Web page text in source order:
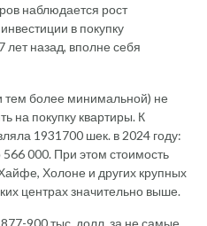
наблюдается рост
в покупку
назад, вполне себя
тем более минимальной) не
на покупку квартиры. К
1931700 шек. в 2024 году:
566 000. При этом стоимость
Холоне и других крупных
центрах значительно выше.